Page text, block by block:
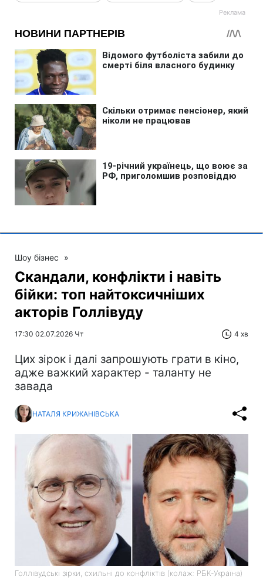
Шоу бізнес »
Скандали, конфлікти і навіть
бійки: топ найтоксичніших
акторів Голлівуду
17:30 02.07.2026 Чт 4 хв
Цих зірок і далі запрошують грати в кіно,
адже важкий характер - таланту не
завада
НАТАЛЯ КРИЖАНІВСЬКА
Голлівудські зірки, схильні до конфліктів (колаж: РБК-Україна)